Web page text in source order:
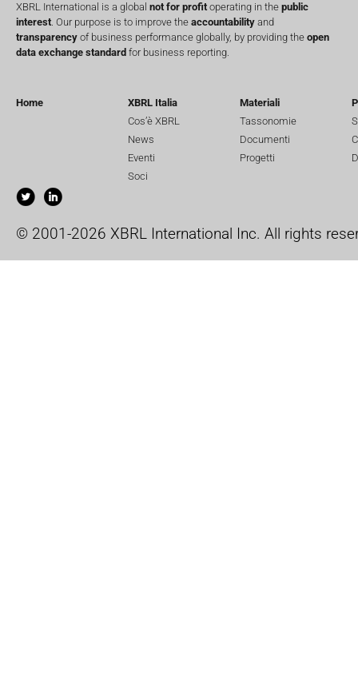
XBRL International is a global not for profitoperating in the public
interest. Our purpose is to improve the accountability and
transparency of business performance globally, by providing the open
data exchange standard for business reporting.
Home
XBRL Italia
Cos’è XBRL
News
Eventi
Soci
Materiali
Tassonomie
Documenti
Progetti
© 2001-2026 XBRL International Inc. All rights